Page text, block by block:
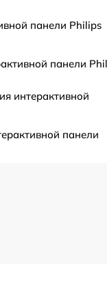
панели Philips
панели
интерактивной
панели